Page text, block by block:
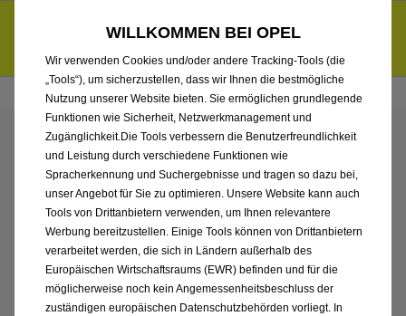
6.000 € staatliche Förderungsprämie für E-Autos und Plug-in-
Hybride. Mehr erfahren >>
ENTDECKEN SIE ALLE
CORSA NEUWAGEN
VON AUTOHAUS
CORDES GMBH & CO. KG
WILLKOMMEN BEI OPEL
Wir verwenden Cookies und/oder andere Tracking-Tools (die
„Tools“), um sicherzustellen, dass wir Ihnen die bestmögliche
Nutzung unserer Website bieten. Sie ermöglichen grundlegende
Funktionen wie Sicherheit, Netzwerkmanagement und
Zugänglichkeit.Die Tools verbessern die Benutzerfreundlichkeit
und Leistung durch verschiedene Funktionen wie
Spracherkennung und Suchergebnisse und tragen so dazu bei,
unser Angebot für Sie zu optimieren. Unsere Website kann auch
Tools von Drittanbietern verwenden, um Ihnen relevantere
Werbung bereitzustellen. Einige Tools können von Drittanbietern
verarbeitet werden, die sich in Ländern außerhalb des
Europäischen Wirtschaftsraums (EWR) befinden und für die
möglicherweise noch kein Angemessenheitsbeschluss der
zuständigen europäischen Datenschutzbehörden vorliegt. In